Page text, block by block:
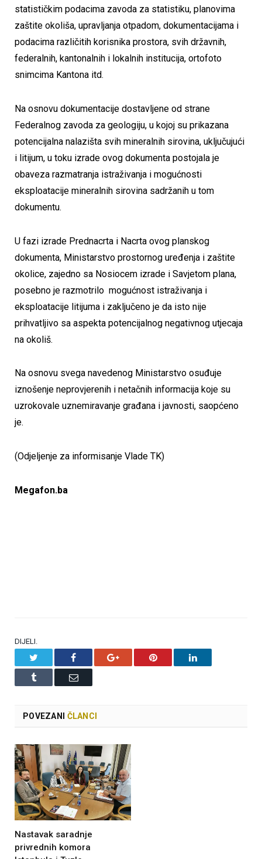
statističkim podacima zavoda za statistiku, planovima
zaštite okoliša, upravljanja otpadom, dokumentacijama i
podacima različitih korisnika prostora, svih državnih,
federalnih, kantonalnih i lokalnih institucija, ortofoto
snimcima Kantona itd.
Na osnovu dokumentacije dostavljene od strane
Federalnog zavoda za geologiju, u kojoj su prikazana
potencijalna nalazišta svih mineralnih sirovina, uključujući
i litijum, u toku izrade ovog dokumenta postojala je
obaveza razmatranja istraživanja i mogućnosti
eksploatacije mineralnih sirovina sadržanih u tom
dokumentu.
U fazi izrade Prednacrta i Nacrta ovog planskog
dokumenta, Ministarstvo prostornog uređenja i zaštite
okolice, zajedno sa Nosiocem izrade i Savjetom plana,
posebno je razmotrilo mogućnost istraživanja i
eksploatacije litijuma i zaključeno je da isto nije
prihvatljivo sa aspekta potencijalnog negativnog utjecaja
na okoliš.
Na osnovu svega navedenog Ministarstvo osuđuje
iznošenje neprovjerenih i netačnih informacija koje su
uzrokovale uznemiravanje građana i javnosti, saopćeno
je.
(Odjeljenje za informisanje Vlade TK)
Megafon.ba
DIJELI.
Facebook Google+ Pinterest LinkedIn
Tumblr Email
POVEZANI ČLANCI
Nastavak saradnje
privrednih komora